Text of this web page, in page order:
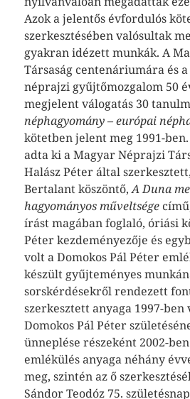
Azok a jelentős évfordulós
szerkesztésében valósultak
gyakran idézett munkák. A
Társaság centenáriumára és
néprajzi gyűjtőmozgalom 50
megjelent válogatás 30
néphagyomány – európai
kötetben jelent meg 1991-
adta ki a Magyar Néprajzi
Halász Péter által
Bertalant köszöntő,A Duna
hagyományos műveltsége
írást magában foglaló, óriási
Péter kezdeményezője és
volt a Domokos Pál Péter
készült gyűjteményes
sorskérdésekről rendezett
szerkesztett anyaga 1997-ben
Domokos Pál Péter
ünneplése részeként 2002-
emlékülés anyaga néhány
meg, szintén az ő
Sándor Teodóz 75.